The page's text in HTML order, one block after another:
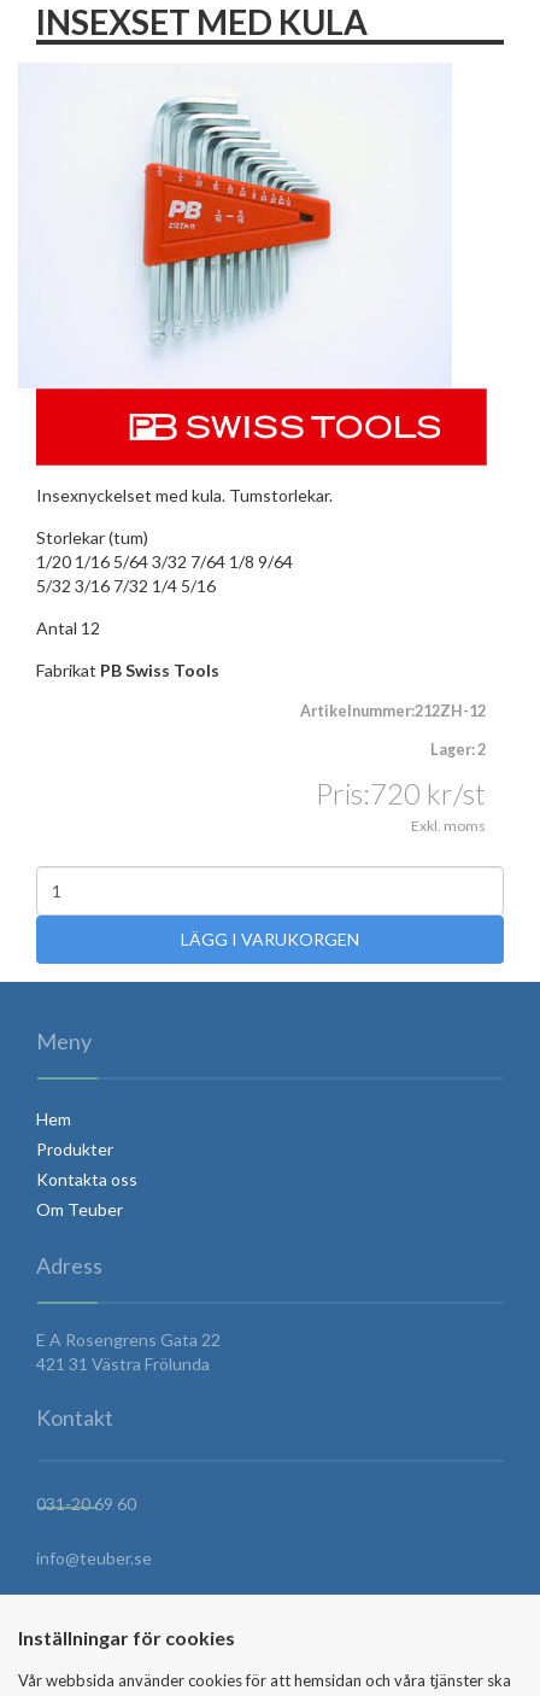
INSEXSET MED KULA
Insexnyckelset med kula. Tumstorlekar.
Storlekar (tum)
1/20 1/16 5/64 3/32 7/64 1/8 9/64
5/32 3/16 7/32 1/4 5/16
Antal 12
Fabrikat PB Swiss Tools
Artikelnummer:212ZH-12
Lager: 2
Pris:720 kr/st
Exkl. moms
LÄGG I VARUKORGEN
Meny
Hem
Produkter
Kontakta oss
Om Teuber
Adress
E A Rosengrens Gata 22
421 31 Västra Frölunda
Kontakt
031-20 69 60
info@teuber.se
Inställningar för cookies
Vår webbsida använder cookies för att hemsidan och våra tjänster ska